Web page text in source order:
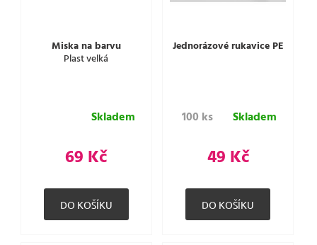
Miska na barvu
Plast velká
Skladem
69 Kč
Jednorázové rukavice PE
100 ks Skladem
49 Kč